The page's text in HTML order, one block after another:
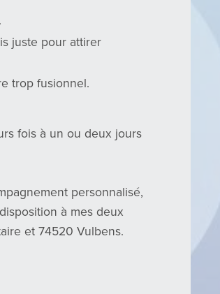
juste pour attirer
trop fusionnel.
fois à un ou deux jours
personnalisé,
à mes deux
et 74520 Vulbens.